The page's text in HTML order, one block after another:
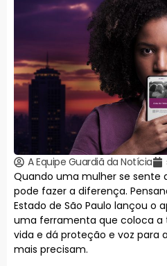
A Equipe Guardiã da Notícia
Quando uma mulher se sente
pode fazer a diferença.
Estado de São Paulo lançou o
uma ferramenta que coloca a
vida e dá proteção e voz para
mais precisam.